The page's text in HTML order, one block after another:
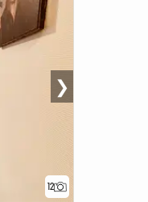
12
❯